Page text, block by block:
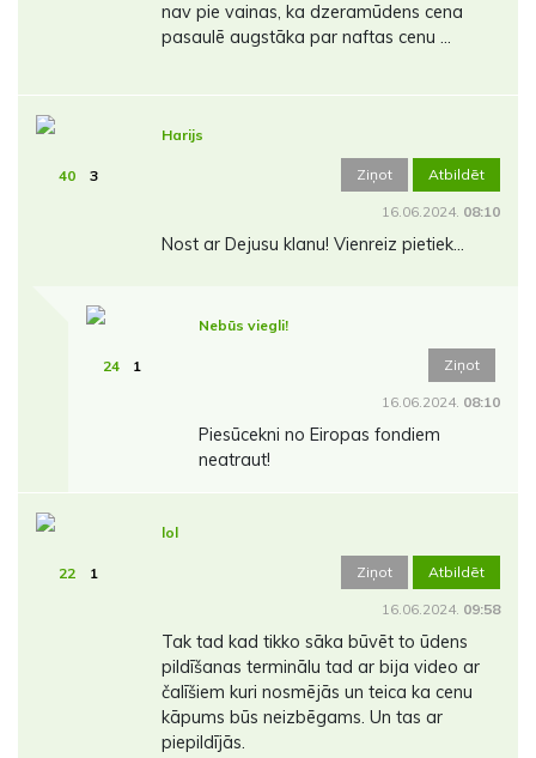
nav pie vainas, ka dzeramūdens cena
pasaulē augstāka par naftas cenu ...
40 3
Harijs
Ziņot Atbildēt
16.06.2024. 08:10
Nost ar Dejusu klanu! Vienreiz pietiek...
24 1
Nebūs viegli!
Ziņot
16.06.2024. 08:10
Piesūcekni no Eiropas fondiem
neatraut!
22 1
lol
Ziņot Atbildēt
16.06.2024. 09:58
Tak tad kad tikko sāka būvēt to ūdens
pildīšanas terminālu tad ar bija video ar
čalīšiem kuri nosmējās un teica ka cenu
kāpums būs neizbēgams. Un tas ar
piepildījās.